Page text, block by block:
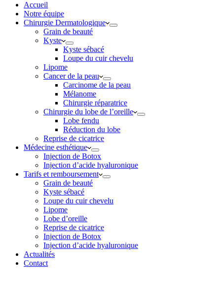
Accueil
Notre équipe
Chirurgie Dermatologique
Grain de beauté
Kyste
Kyste sébacé
Loupe du cuir chevelu
Lipome
Cancer de la peau
Carcinome de la peau
Mélanome
Chirurgie réparatrice
Chirurgie du lobe de l’oreille
Lobe fendu
Réduction du lobe
Reprise de cicatrice
Médecine esthétique
Injection de Botox
Injection d’acide hyaluronique
Tarifs et remboursement
Grain de beauté
Kyste sébacé
Loupe du cuir chevelu
Lipome
Lobe d’oreille
Reprise de cicatrice
Injection de Botox
Injection d’acide hyaluronique
Actualités
Contact